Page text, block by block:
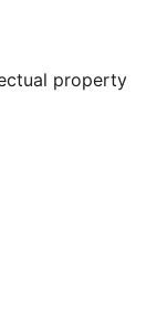
property